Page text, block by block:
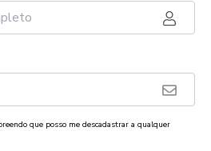
que posso me descadastrar a qualquer